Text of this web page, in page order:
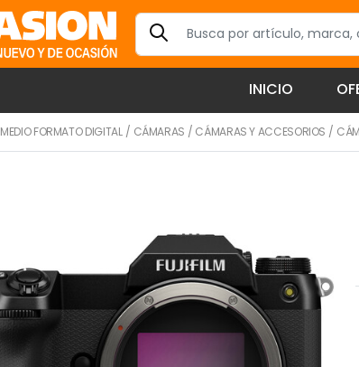
INICIO
MEDIO FORMATO DIGITAL/ CÁMARAS / CÁMARAS Y ACCESORIOS /